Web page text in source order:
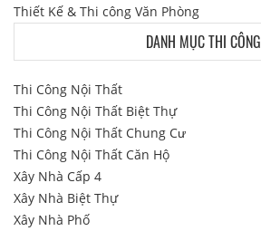
Thiết Kế & Thi công Văn Phòng
DANH MỤC THI CÔNG
Thi Công Nội Thất
Thi Công Nội Thất Biệt Thự
Thi Công Nội Thất Chung Cư
Thi Công Nội Thất Căn Hộ
Xây Nhà Cấp 4
Xây Nhà Biệt Thự
Xây Nhà Phố